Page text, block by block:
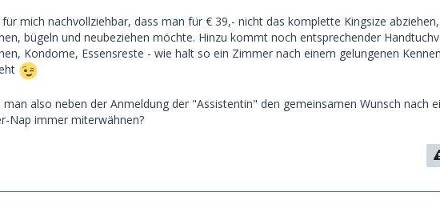
mich nachvollziehbar, dass man für € 39,- nicht das komplette Kingsize
bügeln und neubeziehen möchte. Hinzu kommt noch entsprechender
Kondome, Essensreste - wie halt so ein Zimmer nach einem gelungenen
man also neben der Anmeldung der "Assistentin" den gemeinsamen Wunsch nach
Nap immer miterwähnen?